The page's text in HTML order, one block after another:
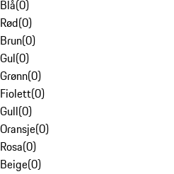
Blå(0)
Rød(0)
Brun(0)
Gul(0)
Grønn(0)
Fiolett(0)
Gull(0)
Oransje(0)
Rosa(0)
Beige(0)